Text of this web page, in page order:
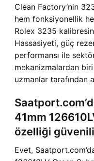
Clean Factory’nin
hem fonksiyonellik
Rolex 3235
Hassasiyeti, güç
performansı ile
mekanizmalardan
uzmanlar tarafından
41mm
özelliği
Evet,